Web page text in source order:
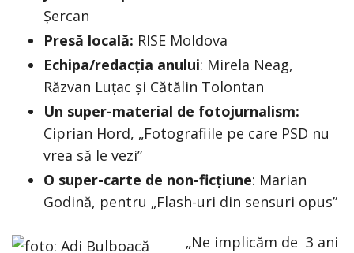
Șercan
Presă locală: RISE Moldova
Echipa/redacția anului: Mirela Neag,
Răzvan Luțac și Cătălin Tolontan
Un super-material de fotojurnalism:
Ciprian Hord, „Fotografiile pe care PSD nu
vrea să le vezi”
O super-carte de non-ficțiune: Marian
Godină, pentru „Flash-uri din sensuri opus”
„Ne implicăm de 3 ani